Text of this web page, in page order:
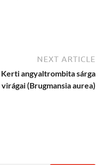
NEXT ARTICLE
Kerti angyaltrombita sárga
virágai (Brugmansia aurea)